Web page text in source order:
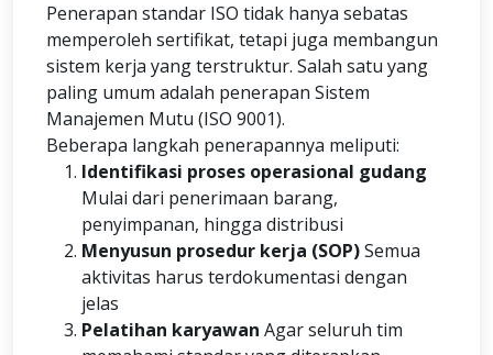
Penerapan standar ISO tidak hanya sebatas
memperoleh sertifikat, tetapi juga membangun
sistem kerja yang terstruktur. Salah satu yang
paling umum adalah penerapan Sistem
Manajemen Mutu (ISO 9001).
Beberapa langkah penerapannya meliputi:
Identifikasi proses operasional gudang
Mulai dari penerimaan barang,
penyimpanan, hingga distribusi
Menyusun prosedur kerja (SOP)Semua
aktivitas harus terdokumentasi dengan
jelas
Pelatihan karyawan Agar seluruh tim